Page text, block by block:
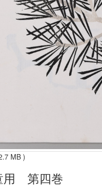
MB )
用 第四巻